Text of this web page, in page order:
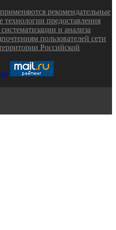
рекомендательные
предоставления
и анализа
пользователей сети
Российской